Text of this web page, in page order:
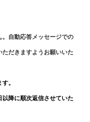
自動応答メッセージでの
ただきますようお願いいた
。
降に順次返信させていた